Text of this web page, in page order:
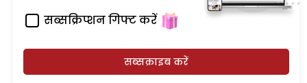
सब्सक्रिप्शन गिफ्ट करें
सब्सक्राइब करें